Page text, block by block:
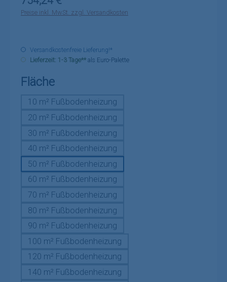
Preise inkl. MwSt. zzgl. Versandkosten
Versandkostenfreie Lieferung!*
Lieferzeit: 1-3 Tage** als Euro-Palette
Flächeauswählen
10 m² Fußbodenheizung
20 m² Fußbodenheizung
30 m² Fußbodenheizung
40 m² Fußbodenheizung
50 m² Fußbodenheizung
60 m² Fußbodenheizung
70 m² Fußbodenheizung
80 m² Fußbodenheizung
90 m² Fußbodenheizung
100 m² Fußbodenheizung
120 m² Fußbodenheizung
140 m² Fußbodenheizung